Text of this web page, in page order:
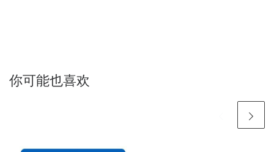
你可能也喜欢